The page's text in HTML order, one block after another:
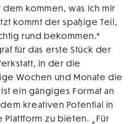
kommen, was ich mir
kommt der spaßige Teil,
rund bekommen.“
für das erste Stück der
in der die
Wochen und Monate die
ein gängiges Format an
kreativen Potential in
Plattform zu bieten. „Für